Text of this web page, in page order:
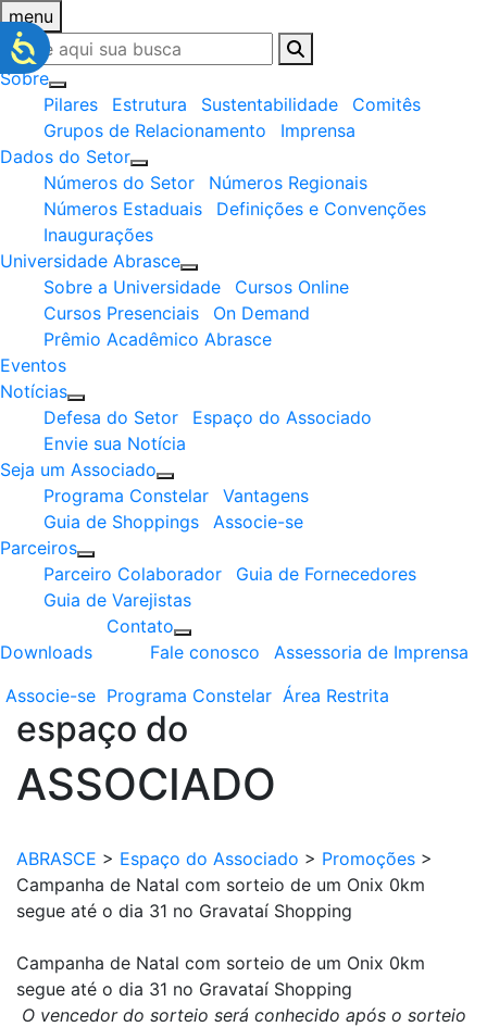
menu
Sobre
Pilares
Estrutura Sustentabilidade
Comitês
Grupos de Relacionamento
Imprensa
Dados do Setor
Números do Setor
Números Regionais
Números Estaduais
Definições e Convenções
Inaugurações
Universidade Abrasce
Sobre a Universidade
Cursos Online
Cursos Presenciais
On Demand
Prêmio Acadêmico Abrasce
Eventos
Notícias
Defesa do Setor
Espaço do Associado
Envie sua Notícia
Seja um Associado
Programa Constelar
Vantagens
Guia de Shoppings
Associe-se
Parceiros
Parceiro Colaborador
Guia de Fornecedores
Guia de Varejistas
Downloads
Contato
Fale conosco
Assessoria de Imprensa
Associe-se Programa Constelar Área Restrita
espaço do
ASSOCIADO
ABRASCE > Espaço do Associado > Promoções >
Campanha de Natal com sorteio de um Onix 0km
segue até o dia 31 no Gravataí Shopping
Campanha de Natal com sorteio de um Onix 0km
segue até o dia 31 no Gravataí Shopping
O vencedor do sorteio será conhecido após o sorteio